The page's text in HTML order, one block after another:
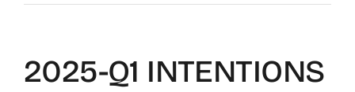
Trends En Evoluties Van De Reissector
2025-Q1 INTENTIONS